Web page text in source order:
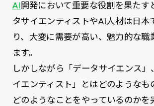
ン
AI 開発において重要な役割を果たす
タサイエンティストやAI人材は日本
り、大変に需要が高い、魅力的な職
ます。
しかしながら「データサイエンス」
イエンティスト」とはどのようなも
どのようなことをやっているのかを